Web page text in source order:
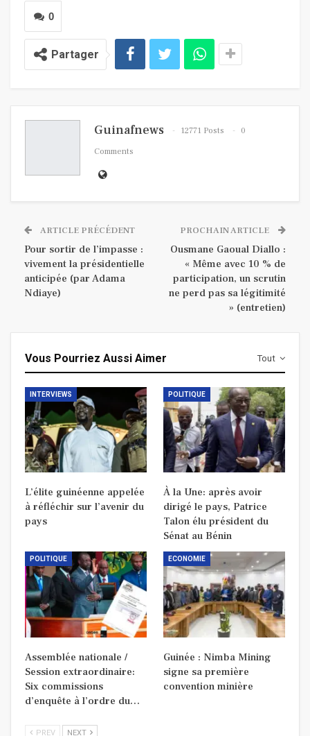
0
Partager
Guinafnews 12771 Posts
0
Comments
ARTICLE PRÉCÉDENT
Pour sortir de l’impasse :
vivement la présidentielle
anticipée (par Adama
Ndiaye)
PROCHAIN ARTICLE
Ousmane Gaoual Diallo :
« Même avec 10 % de
participation, un scrutin
ne perd pas sa légitimité
» (entretien)
Tout
Vous Pourriez Aussi Aimer
INTERVIEWS
L’élite guinéenne appelée
à réfléchir sur l’avenir du
pays
POLITIQUE
À la Une: après avoir
dirigé le pays, Patrice
Talon élu président du
Sénat au Bénin
POLITIQUE
Assemblée nationale /
Session extraordinaire:
Six commissions
d’enquête à l’ordre du…
ECONOMIE
Guinée : Nimba Mining
signe sa première
convention minière
PREV NEXT